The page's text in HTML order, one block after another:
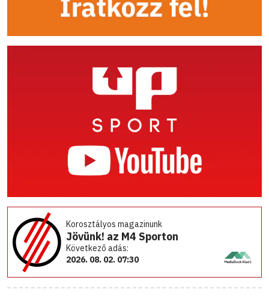
Korosztályos magazinunk
Jövünk! az M4 Sporton
Következő adás:
2026. 08. 02. 07:30